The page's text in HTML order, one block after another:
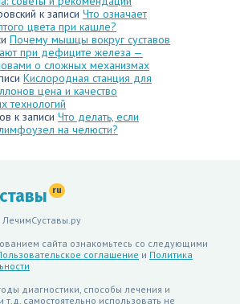
к записи Что означает
цвета при кашле?
Почему мышцы вокруг суставов
при дефиците железа —
о сложных механизмах
Кислородная станция для
цена и качество
технологий
к записи Что делать, если
на челюсти?
ru
сайта ознакомьтесь со следующими
соглашение и Политика
диагностики, способы лечения и
т.д. самостоятельно использовать не